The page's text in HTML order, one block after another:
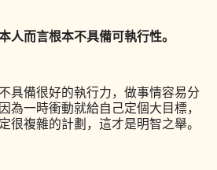
人而言根本不具備可執行性。
具備很好的執行力，做事情容易分
為一時衝動就給自己定個大目標，
很複雜的計劃，這才是明智之舉。